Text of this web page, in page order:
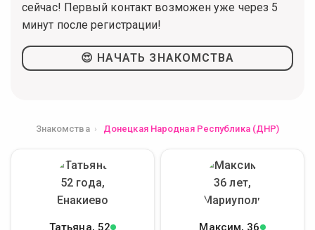
сейчас! Первый контакт возможен уже через 5
минут после регистрации!
😍 НАЧАТЬ ЗНАКОМСТВА
Знакомства Донецкая Народная Республика (ДНР)
Татьяна, 52 Максим, 36